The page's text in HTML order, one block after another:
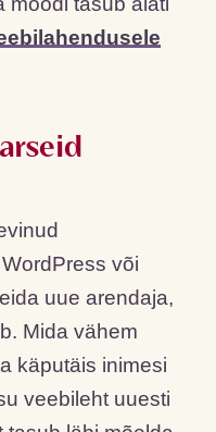
või
uue arendaja,
Mida vähem
käputäis inimesi
veebileht uuesti